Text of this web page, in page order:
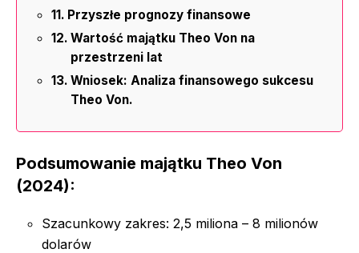
Przyszłe prognozy finansowe
Wartość majątku Theo Von na
przestrzeni lat
Wniosek: Analiza finansowego sukcesu
Theo Von.
Podsumowanie majątku Theo Von
(2024):
Szacunkowy zakres: 2,5 miliona – 8 milionów
dolarów